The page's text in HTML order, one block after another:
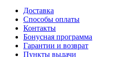
Доставка
Способы оплаты
Контакты
Бонусная программа
Гарантии и возврат
Пункты выдачи